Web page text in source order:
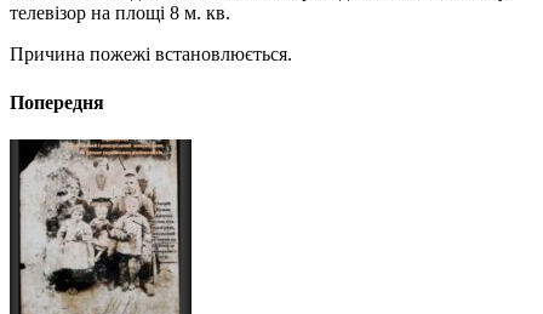
телевізор на площі 8 м. кв.
Причина пожежі встановлюється.
Попередня